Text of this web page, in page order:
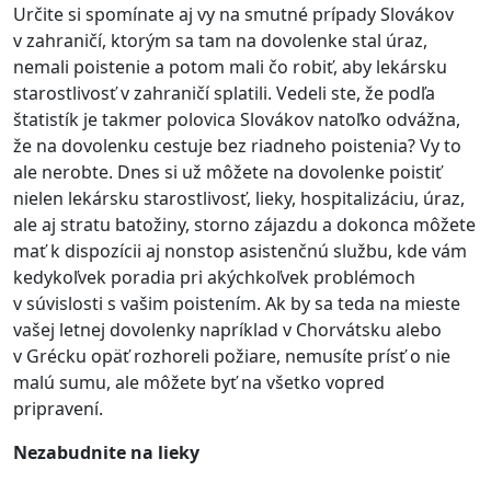
Určite si spomínate aj vy na smutné prípady Slovákov
v zahraničí, ktorým sa tam na dovolenke stal úraz,
nemali poistenie a potom mali čo robiť, aby lekársku
starostlivosť v zahraničí splatili. Vedeli ste, že podľa
štatistík je takmer polovica Slovákov natoľko odvážna,
že na dovolenku cestuje bez riadneho poistenia? Vy to
ale nerobte. Dnes si už môžete na dovolenke poistiť
nielen lekársku starostlivosť, lieky, hospitalizáciu, úraz,
ale aj stratu batožiny, storno zájazdu a dokonca môžete
mať k dispozícii aj nonstop asistenčnú službu, kde vám
kedykoľvek poradia pri akýchkoľvek problémoch
v súvislosti s vašim poistením. Ak by sa teda na mieste
vašej letnej dovolenky napríklad v Chorvátsku alebo
v Grécku opäť rozhoreli požiare, nemusíte prísť o nie
malú sumu, ale môžete byť na všetko vopred
pripravení.
Nezabudnite na lieky